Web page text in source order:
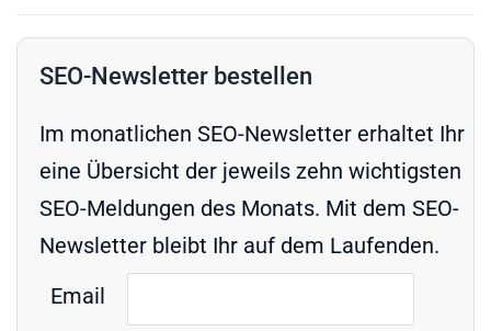
SEO-Newsletter bestellen
Im monatlichen SEO-Newsletter erhaltet Ihr
eine Übersicht der jeweils zehn wichtigsten
SEO-Meldungen des Monats. Mit dem SEO-
Newsletter bleibt Ihr auf dem Laufenden.
Email